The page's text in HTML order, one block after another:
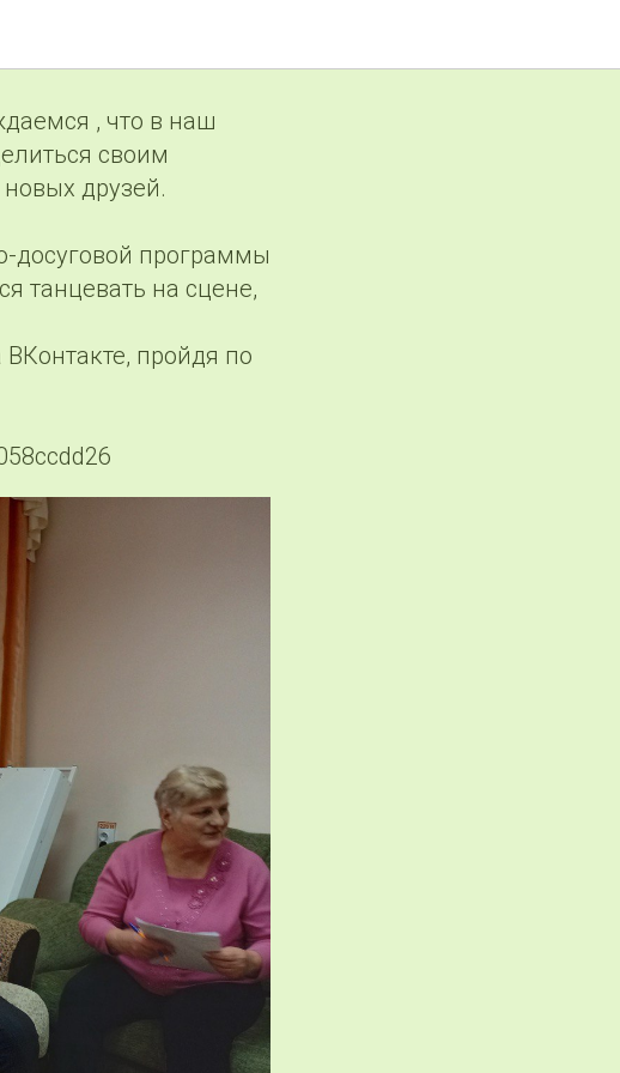
, что в наш
своим
друзей.
досуговой программы
танцевать на сцене,
пройдя по